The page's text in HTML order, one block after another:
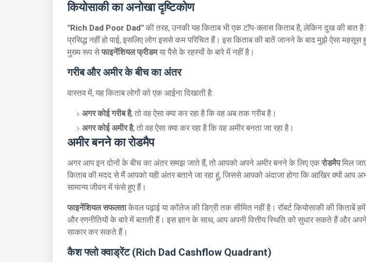
कियोसाकी का अनोखा दृष्टिकोण
"Rich Dad Poor Dad" की तरह, उनकी यह किताब भी एक टॉप-क्लास किताब है, लेकिन दुख की बात
प्रसिद्ध नहीं हो पाई, इसलिए लोग इससे कम परिचित हैं। इस किताब की बातें जानने के बाद मुझे ऐसा
मुख्य रूप सेफाइनेंशियल फ्रीडमया पैसे के रहस्यों के बारे में नहीं है।
गरीब और अमीर के बीच का अंतर
वास्तव में, यह किताब लोगों को एक आईना दिखाती है:
अगर कोई गरीब है, तो वह ऐसा क्या कर रहा है कि वह अब तक गरीब है।
अगर कोई अमीर है, तो वह ऐसा क्या कर रहा है कि वह अमीर बनता जा रहा है।
अमीर बनने का रोडमैप
अगर आप इन दोनों के बीच का अंतर समझ जाते हैं, तो आपको अपने अमीर बनने के लिए एकरोडमैपमिल
किताब की मदद से मैं आपको यही अंतर बताने जा रहा हूं, जिससे आपको अंदाजा होगा कि आखिर क्यों आप
सामान्य जीवन में फंसे हुए हैं।
फाइनेंशियल सफलताकेवल पढ़ाई या कॉलेज की डिग्री तक सीमित नहीं है। रॉबर्ट कियोसाकी की किताबें
और रणनीतियों के बारे में बताती हैं। इस ज्ञान के साथ, आप अपनी वित्तीय स्थिति को सुधार सकते हैं और
साकार कर सकते हैं।
कैश फ्लो क्वाड्रेंट (Rich Dad Cashflow Quadrant)